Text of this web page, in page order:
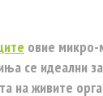
овие
се идеални
на живите